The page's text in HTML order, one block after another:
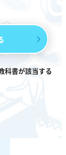
科書が該当する